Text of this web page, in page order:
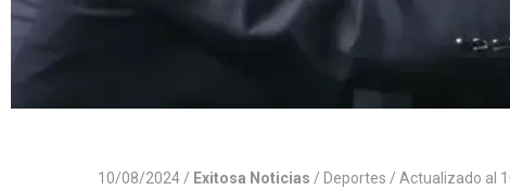
10/08/2024 / Exitosa Noticias / Deportes / Actualizado al